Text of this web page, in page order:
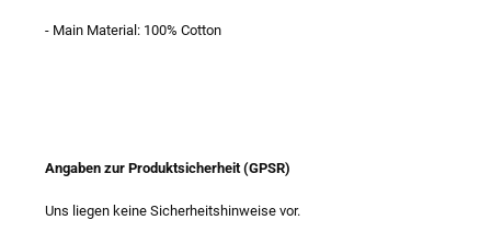
- Main Material: 100% Cotton
Angaben zur Produktsicherheit (GPSR)
Uns liegen keine Sicherheitshinweise vor.